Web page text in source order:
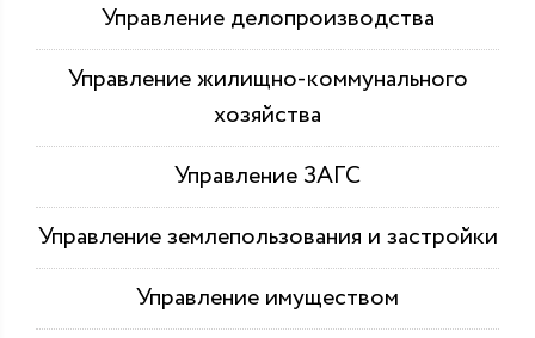
Управление делопроизводства
Управление жилищно-коммунального
хозяйства
Управление ЗАГС
Управление землепользования и застройки
Управление имуществом